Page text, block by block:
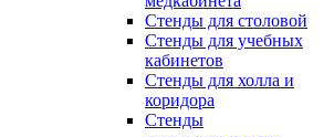
Стенды для столовой
Стенды для учебных
кабинетов
Стенды для холла и
коридора
Стенды